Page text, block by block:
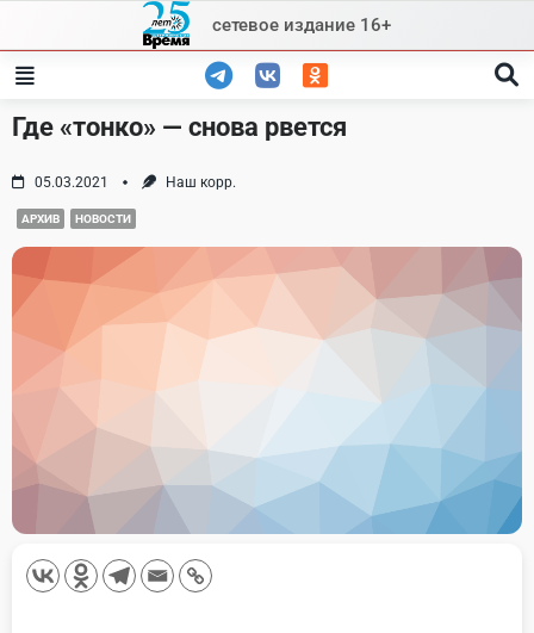
content
сетевое издание 16+
Где «тонко» — снова рвется
05.03.2021 Наш корр.
АРХИВ НОВОСТИ